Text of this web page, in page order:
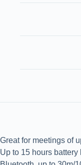
Great for meetings of
Up to 15 hours battery